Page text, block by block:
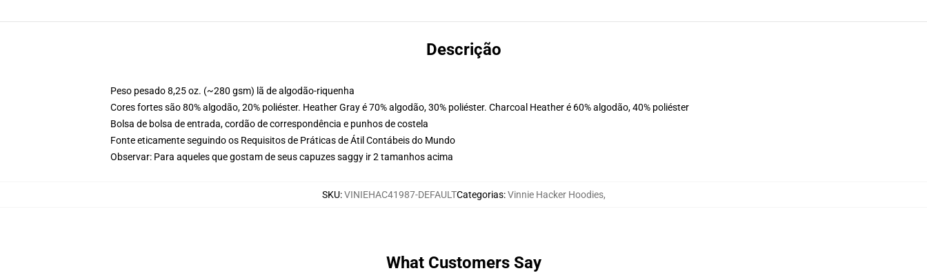
Descrição
Peso pesado 8,25 oz. (~280 gsm) lã de algodão-riquenha
Cores fortes são 80% algodão, 20% poliéster. Heather Gray é 70% algodão, 30% poliéster. Charcoal Heather é 60% algodão, 40% poliéster
Bolsa de bolsa de entrada, cordão de correspondência e punhos de costela
Fonte eticamente seguindo os Requisitos de Práticas de Átil Contábeis do Mundo
Observar: Para aqueles que gostam de seus capuzes saggy ir 2 tamanhos acima
SKU:VINIEHAC41987-DEFAULTCategorias:Vinnie Hacker Hoodies,
What Customers Say